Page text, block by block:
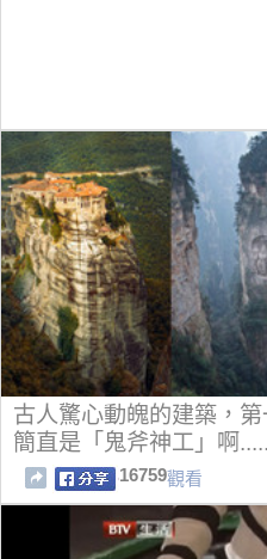
古人驚心動魄的建築，
簡直是「鬼斧神工」啊.....
16759觀看